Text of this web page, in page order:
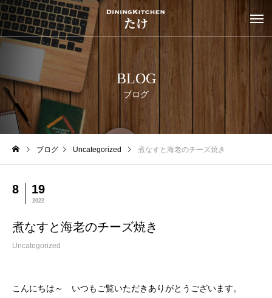
BLOG
ブログ
ブログ Uncategorized 煮なすと海老のチーズ焼き
8 19
2022
煮なすと海老のチーズ焼き
Uncategorized
こんにちは～ いつもご覧いただきありがとうございます。